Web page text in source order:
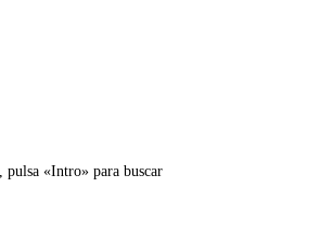
pulsa «Intro» para buscar